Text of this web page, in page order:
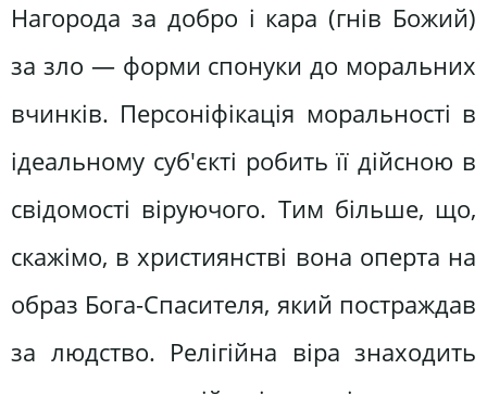
Нагорода за добро і кара (гнів Божий)
за зло — форми спонуки до моральних
вчинків. Персоніфікація моральності в
ідеальному суб'єкті робить її дійсною в
свідомості віруючого. Тим більше, що,
скажімо, в християнстві вона оперта на
образ Бога-Спасителя, який постраждав
за людство. Релігійна віра знаходить